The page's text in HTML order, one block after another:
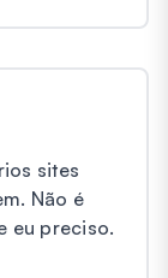
sites
Não é
eu preciso.